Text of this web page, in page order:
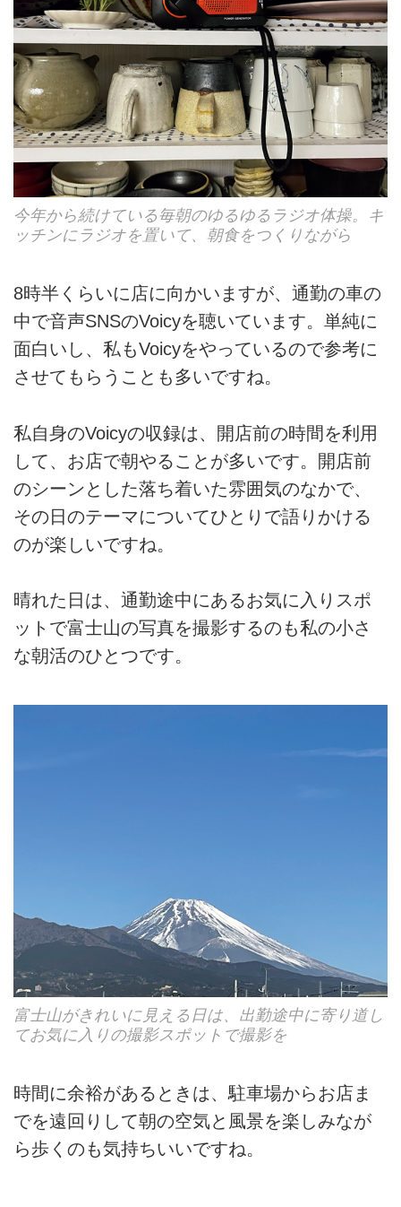
今年から続けている毎朝のゆるゆるラジオ体操。キ
ッチンにラジオを置いて、朝食をつくりながら
8時半くらいに店に向かいますが、通勤の車の
中で音声SNSのVoicyを聴いています。単純に
面白いし、私もVoicyをやっているので参考に
させてもらうことも多いですね。
私自身のVoicyの収録は、開店前の時間を利用
して、お店で朝やることが多いです。開店前
のシーンとした落ち着いた雰囲気のなかで、
その日のテーマについてひとりで語りかける
のが楽しいですね。
晴れた日は、通勤途中にあるお気に入りスポ
ットで富士山の写真を撮影するのも私の小さ
な朝活のひとつです。
富士山がきれいに見える日は、出勤途中に寄り道し
てお気に入りの撮影スポットで撮影を
時間に余裕があるときは、駐車場からお店ま
でを遠回りして朝の空気と風景を楽しみなが
ら歩くのも気持ちいいですね。